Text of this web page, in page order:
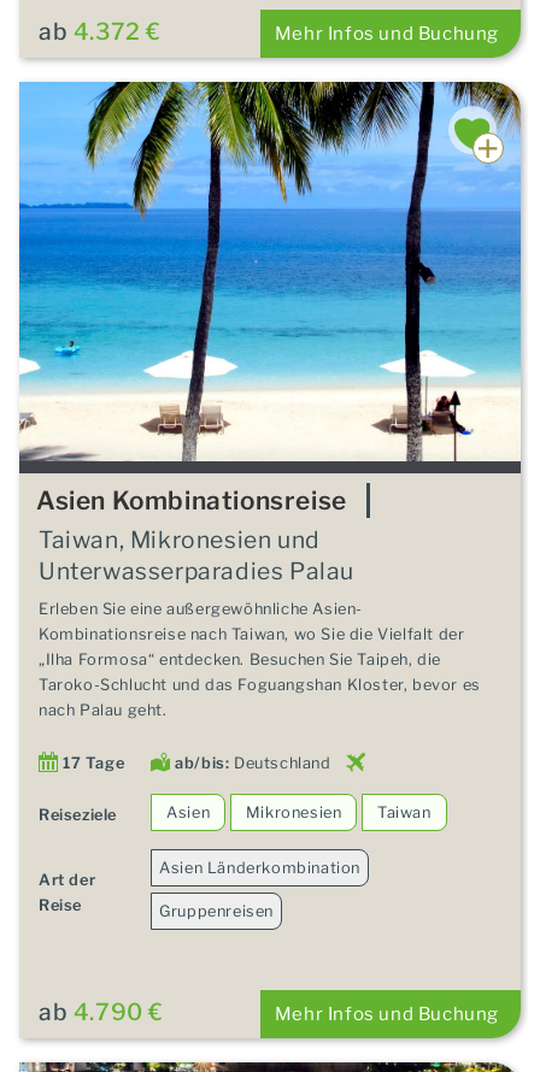
ab 4.372 € Mehr Infos und Buchung
Asien Kombinationsreise
Taiwan, Mikronesien und
Unterwasserparadies Palau
Erleben Sie eine außergewöhnliche Asien-
Kombinationsreise nach Taiwan, wo Sie die Vielfalt der
„Ilha Formosa“ entdecken. Besuchen Sie Taipeh, die
Taroko-Schlucht und das Foguangshan Kloster, bevor es
nach Palau geht.
17 Tage ab/bis: Deutschland
Reiseziele Asien Mikronesien Taiwan
Art der
Reise
Asien Länderkombination
Gruppenreisen
ab 4.790 € Mehr Infos und Buchung